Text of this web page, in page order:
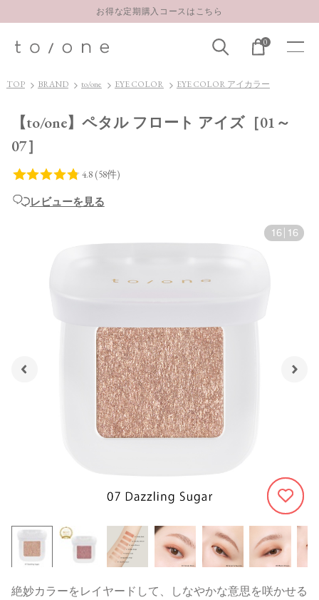
LINE お友達登録 500円OFFクーポンプレゼント
お得な定期購入コースはこちら
LINE お友達登録 500円OFFクーポンプレゼント
0
TOP BRAND to/one EYE COLOR EYE COLOR アイカラー
【to/one】ペタル フロート アイズ［01～
07］
レビューを見る
16 16
1216
絶妙カラーをレイヤードして、しなやかな意思を咲かせる